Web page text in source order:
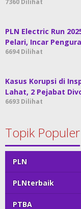
7360 Dilihat
PLN Electric Run
Pelari, Incar
6694 Dilihat
Kasus Korupsi di
Lahat, 2 Pejabat
6693 Dilihat
Topik Populer
PLN
PLNterbaik
PTBA